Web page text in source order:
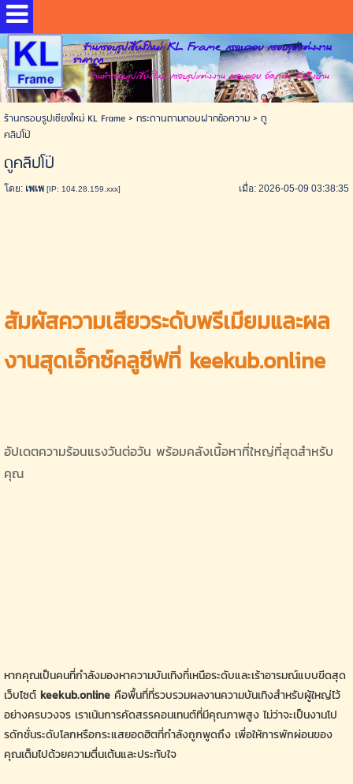
ร้านกรอบรูปเชียงใหม่ KL Frame กรอบลอย กรอบรูปแต่งงาน
ราคาถูก
ร้านทำกรอบรูปเชียงใหม่ กรอบรูปแต่งงาน กรอบลอย อัดภาพ ส่งถึงบ้าน
ร้านกรอบรูปเชียงใหม่ KL Frame> กระดานถามตอบฝากข้อความ> ดู
คลิปโป๊
ดูคลิปโป๊
โดย:เพเพ [IP: 104.28.159.xxx] เมื่อ: 2026-05-09 03:38:35
สัมผัสความเสียวระดับพรีเมียมและผล
งานสุดเอ็กซ์คลูซีฟที่ keekub.online
อัปเดตความร้อนแรงวันต่อวัน พร้อมคลังเนื้อหาที่ใหญ่ที่สุดสำหรับ
คุณ
หากคุณเป็นคนที่กำลังมองหาความบันเทิงที่เหนือระดับและเร้าอารมณ์แบบขีดสุด
เว็บไซต์ keekub.onlineคือพื้นที่ที่รวบรวมผลงานความบันเทิงสำหรับผู้ใหญ่ไว้
อย่างครบวงจร เราเน้นการคัดสรรคอนเทนต์ที่มีคุณภาพสูง ไม่ว่าจะเป็นงานโป
รดักชั่นระดับโลกหรือกระแสยอดฮิตที่กำลังถูกพูดถึง เพื่อให้การพักผ่อนของ
คุณเต็มไปด้วยความตื่นเต้นและประทับใจ